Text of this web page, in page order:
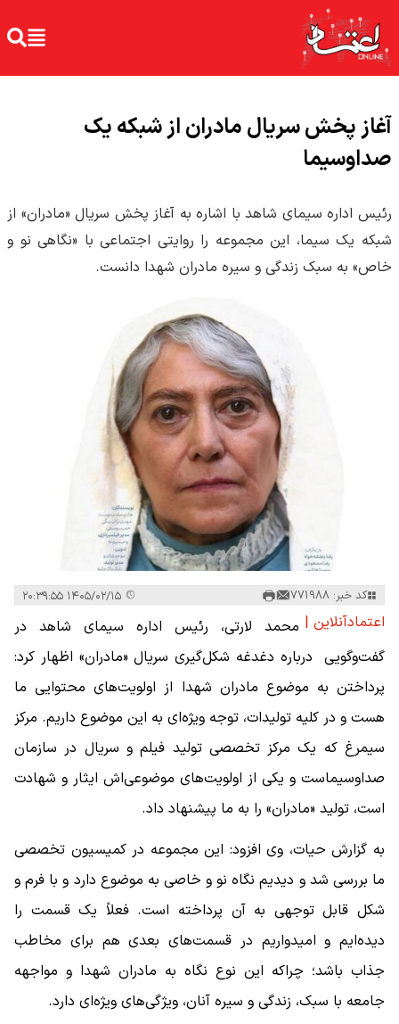
آغاز پخش سریال مادران از شبکه یک
صداوسیما
رئیس اداره سیمای شاهد با اشاره به آغاز پخش سریال «مادران» از
شبکه یک سیما، این مجموعه را روایتی اجتماعی با «نگاهی نو و
خاص» به سبک زندگی و سیره مادران شهدا دانست.
کد خبر: 771988
اعتمادآنلاین | محمد لارتی، رئیس اداره سیمای شاهد در
گفت‌وگویی درباره دغدغه شکل‌گیری سریال «مادران» اظهار کرد:
پرداختن به موضوع مادران شهدا از اولویت‌های محتوایی ما
هست و در کلیه تولیدات، توجه ویژه‌ای به این موضوع داریم. مرکز
سیمرغ که یک مرکز تخصصی تولید فیلم و سریال در سازمان
صداوسیماست و یکی از اولویت‌های موضوعی‌اش ایثار و شهادت
است، تولید «مادران» را به ما پیشنهاد داد.
به گزارش حیات، وی افزود: این مجموعه در کمیسیون تخصصی
ما بررسی شد و دیدیم نگاه نو و خاصی به موضوع دارد و با فرم و
شکل قابل توجهی به آن پرداخته است. فعلاً یک قسمت را
دیده‌ایم و امیدواریم در قسمت‌های بعدی هم برای مخاطب
جذاب باشد؛ چراکه این نوع نگاه به مادران شهدا و مواجهه
جامعه با سبک، زندگی و سیره آنان، ویژگی‌های ویژه‌ای دارد.